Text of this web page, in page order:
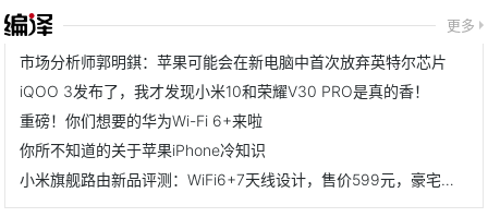
更多
市场分析师郭明錤：苹果可能会在新电脑中首次放弃英特尔芯片
iQOO 3发布了，我才发现小米10和荣耀V30 PRO是真的香！
重磅！你们想要的华为Wi-Fi 6+来啦
你所不知道的关于苹果iPhone冷知识
小米旗舰路由新品评测：WiFi6+7天线设计，售价599元，豪宅无惧